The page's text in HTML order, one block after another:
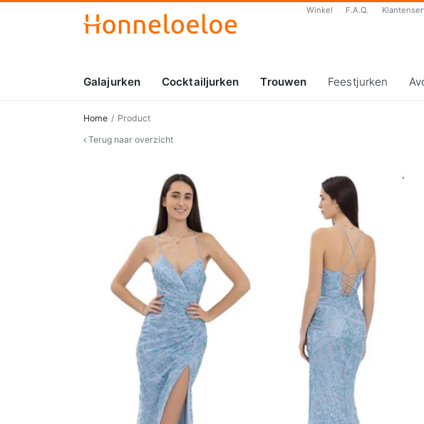
Winkel F.A.Q.
Galajurken Cocktailjurken Trouwen Feestjurken
Home
Product
Terug naar overzicht